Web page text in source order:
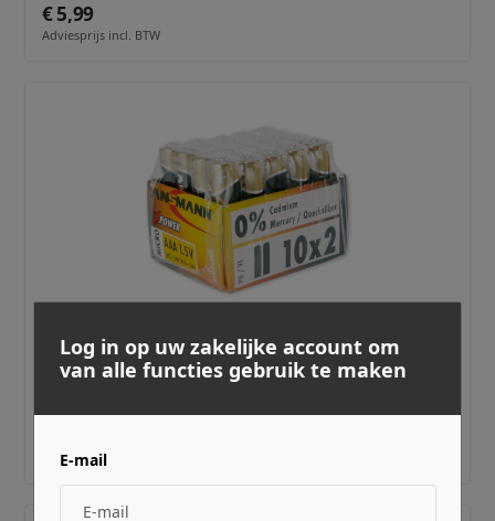
€ 5,99
Adviesprijs incl. BTW
ANSMANN ·ASXAAA20
Alkaline X-Power AAA 10 x 2-pcs in plastic
Adviesprijs incl. BTW
Log in op uw zakelijke account om
van alle functies gebruik te maken
E-mail